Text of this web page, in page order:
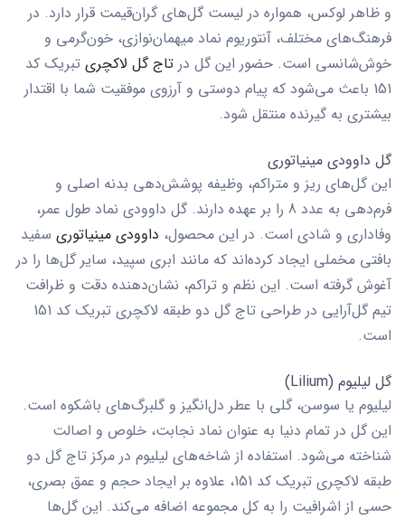
و ظاهر لوکس، همواره در لیست گل‌های گران‌قیمت قرار دارد. در
فرهنگ‌های مختلف، آنتوریوم نماد میهمان‌نوازی، خون‌گرمی و
خوش‌شانسی است. حضور این گل در تاج گل لاکچری تبریک کد
151 باعث می‌شود که پیام دوستی و آرزوی موفقیت شما با اقتدار
بیشتری به گیرنده منتقل شود.
گل داوودی مینیاتوری
این گل‌های ریز و متراکم، وظیفه پوشش‌دهی بدنه اصلی و
فرم‌دهی به عدد 8 را بر عهده دارند. گل داوودی نماد طول عمر،
وفاداری و شادی است. در این محصول، داوودی‌ مینیاتوری سفید
بافتی مخملی ایجاد کرده‌اند که مانند ابری سپید، سایر گل‌ها را در
آغوش گرفته است. این نظم و تراکم، نشان‌دهنده دقت و ظرافت
تیم گل‌آرایی در طراحی تاج گل دو طبقه لاکچری تبریک کد 151
است.
گل لیلیوم (Lilium)
لیلیوم یا سوسن، گلی با عطر دل‌انگیز و گلبرگ‌های باشکوه است.
این گل در تمام دنیا به عنوان نماد نجابت، خلوص و اصالت
شناخته می‌شود. استفاده از شاخه‌های لیلیوم در مرکز تاج گل دو
طبقه لاکچری تبریک کد 151
، علاوه بر ایجاد حجم و عمق بصری،
حسی از اشرافیت را به کل مجموعه اضافه می‌کند. این گل‌ها